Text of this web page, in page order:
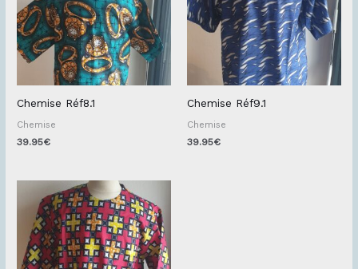
Chemise Réf8.1
Chemise
39.95€
Chemise Réf9.1
Chemise
39.95€